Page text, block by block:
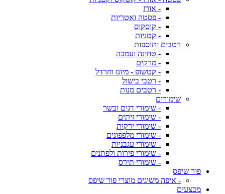
- אורז
- פסטה ואטריות
- קוסקוס
- קטניות
רטבים ותוספות
- טחינה ועמבה
- מרקים
- קטשופ - מיונז וחרדל
- רטבי בישול
- רטבים מנות
שימורים
- שימורי דגים ובשר
- שימורי זיתים
- שימורי ירקות
- שימורי מלפפונים
- שימורי עגבניות
- שימורי פירות ולפתנים
- שימורי תירס
פור שיפס
- איפה משיגים מוצרי פור שיפס
מבצעים